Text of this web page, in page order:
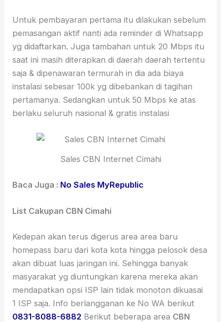
Untuk pembayaran pertama itu dilakukan sebelum
pemasangan aktif nanti ada reminder di Whatsapp
yg didaftarkan. Juga tambahan untuk 20 Mbps itu
saat ini masih diterapkan di daerah daerah tertentu
saja & dipenawaran termurah in dia ada biaya
instalasi sebesar 100k yg dibebankan di tagihan
pertamanya. Sedangkan untuk 50 Mbps ke atas
berlaku seluruh nasional & gratis instalasi
Sales CBN Internet Cimahi
Baca Juga : No Sales MyRepublic
List Cakupan CBN Cimahi
Kedepan akan terus digerus area area baru
homepass baru dari kota kota hingga pelosok desa
akan dibuat luas jaringan ini. Sehingga banyak
masyarakat yg diuntungkan karena mereka akan
mendapatkan opsi ISP lain tidak monoton dikuasai
1 ISP saja. Info berlangganan ke No WA berikut
0831-8088-6882 Berikut beberapa area CBN